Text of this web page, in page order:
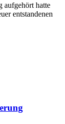
aufgehört hatte
entstandenen